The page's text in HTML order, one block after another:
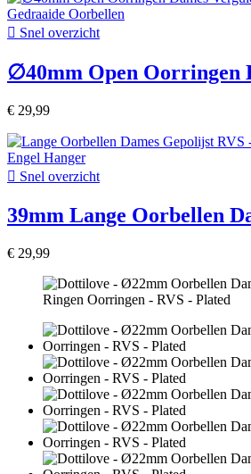
 Snel overzicht
∅40mm Open Oorringen
€ 29,99
 Snel overzicht
39mm Lange Oorbellen
€ 29,99